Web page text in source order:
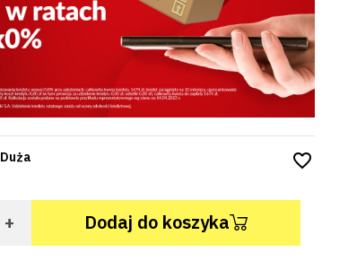
Duża favorite_border
+ Dodaj do koszyka